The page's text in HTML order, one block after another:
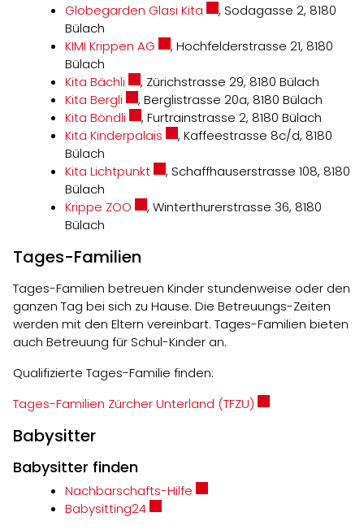
Globegarden Glasi Kita Externer Link wird in
, Sodagasse 2, 8180
Bülach
KIMI Krippen AG Externer Link wird in einem neuen
, Hochfelderstrasse 21, 8180
Bülach
Kita Bächli Externer Link wird in einem neuen
, Zürichstrasse 29, 8180 Bülach
Kita Bergli Externer Link wird in einem neuen
, Berglistrasse 20a, 8180 Bülach
Kita Böndli Externer Link wird in einem neuen
, Furtrainstrasse 2, 8180 Bülach
Kita Kinderpalais Externer Link wird in einem
, Kaffeestrasse 8c/d, 8180
Bülach
Kita LichtpunktExterner Link wird in einem neuen
, Schaffhauserstrasse 108, 8180
Bülach
Krippe ZOO Externer Link wird in einem neuen
, Winterthurerstrasse 36, 8180
Bülach
Tages-Familien
Tages-Familien betreuen Kinder stundenweise oder den
ganzen Tag bei sich zu Hause. Die Betreuungs-Zeiten
werden mit den Eltern vereinbart. Tages-Familien bieten
auch Betreuung für Schul-Kinder an.
Qualifizierte Tages-Familie finden:
Tages-Familien Zürcher Unterland (TFZU)
Babysitter
Babysitter finden
Nachbarschafts-Hilfe
Babysitting24Externer Link wird in einem neuen